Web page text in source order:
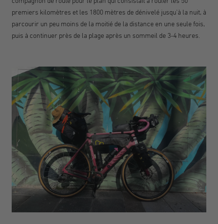
premiers kilomètres et les 1800 mètres de dénivelé jusqu'à la nuit, à
parcourir un peu moins de la moitié de la distance en une seule fois,
puis à continuer près de la plage après un sommeil de 3-4 heures.